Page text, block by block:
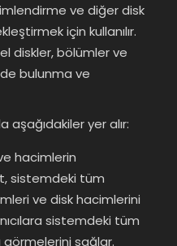
ve diğer disk
için kullanılır.
diskler, bölümler ve
bulunma ve
aşağıdakiler yer alır:
hacimlerin
sistemdeki tüm
ve disk hacimlerini
sistemdeki tüm
görmelerini sağlar.